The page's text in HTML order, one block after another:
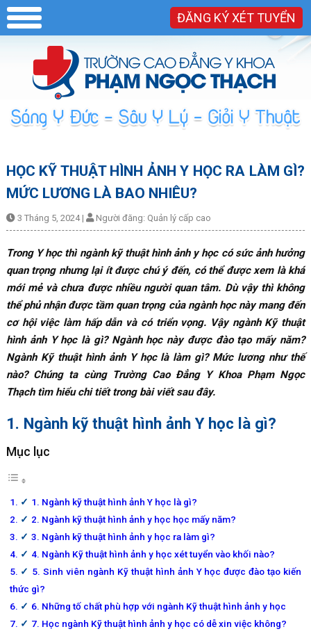
ĐĂNG KÝ XÉT TUYỂN
HỌC KỸ THUẬT HÌNH ẢNH Y HỌC RA LÀM GÌ?
MỨC LƯƠNG LÀ BAO NHIÊU?
3 Tháng 5, 2024 | Người đăng: Quản lý cấp cao
Trong Y học thì ngành kỹ thuật hình ảnh y học có sức ảnh hưởng
quan trọng nhưng lại ít được chú ý đến, có thể được xem là khá
mới mẻ và chưa được nhiều người quan tâm. Dù vậy thì không
thể phủ nhận được tầm quan trọng của ngành học này mang đến
cơ hội việc làm hấp dẫn và có triển vọng. Vậy ngành Kỹ thuật
hình ảnh Y học là gì? Ngành học này được đào tạo mấy năm?
Ngành Kỹ thuật hình ảnh Y học là làm gì? Mức lương như thế
nào? Chúng ta cùng Trường Cao Đẳng Y Khoa Phạm Ngọc
Thạch tìm hiểu chi tiết trong bài viết sau đây.
1. Ngành kỹ thuật hình ảnh Y học là gì?
Mục lục
1. Ngành kỹ thuật hình ảnh Y học là gì?
2. Ngành kỹ thuật hình ảnh y học học mấy năm?
3. Ngành kỹ thuật hình ảnh y học ra làm gì?
4. Ngành Kỹ thuật hình ảnh y học xét tuyển vào khối nào?
5. Sinh viên ngành Kỹ thuật hình ảnh Y học được đào tạo kiến
thức gì?
6. Những tố chất phù hợp với ngành Kỹ thuật hình ảnh y học
7. Học ngành Kỹ thuật hình ảnh y học có dễ xin việc không?